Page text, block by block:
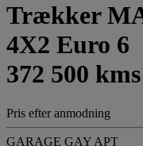
Trækker
4X2 Euro 6
372 500
Pris efter anmodning
GARAGE GAY APT